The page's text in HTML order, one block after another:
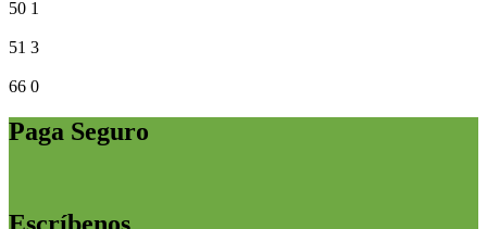
50 1
51 3
66 0
Paga Seguro